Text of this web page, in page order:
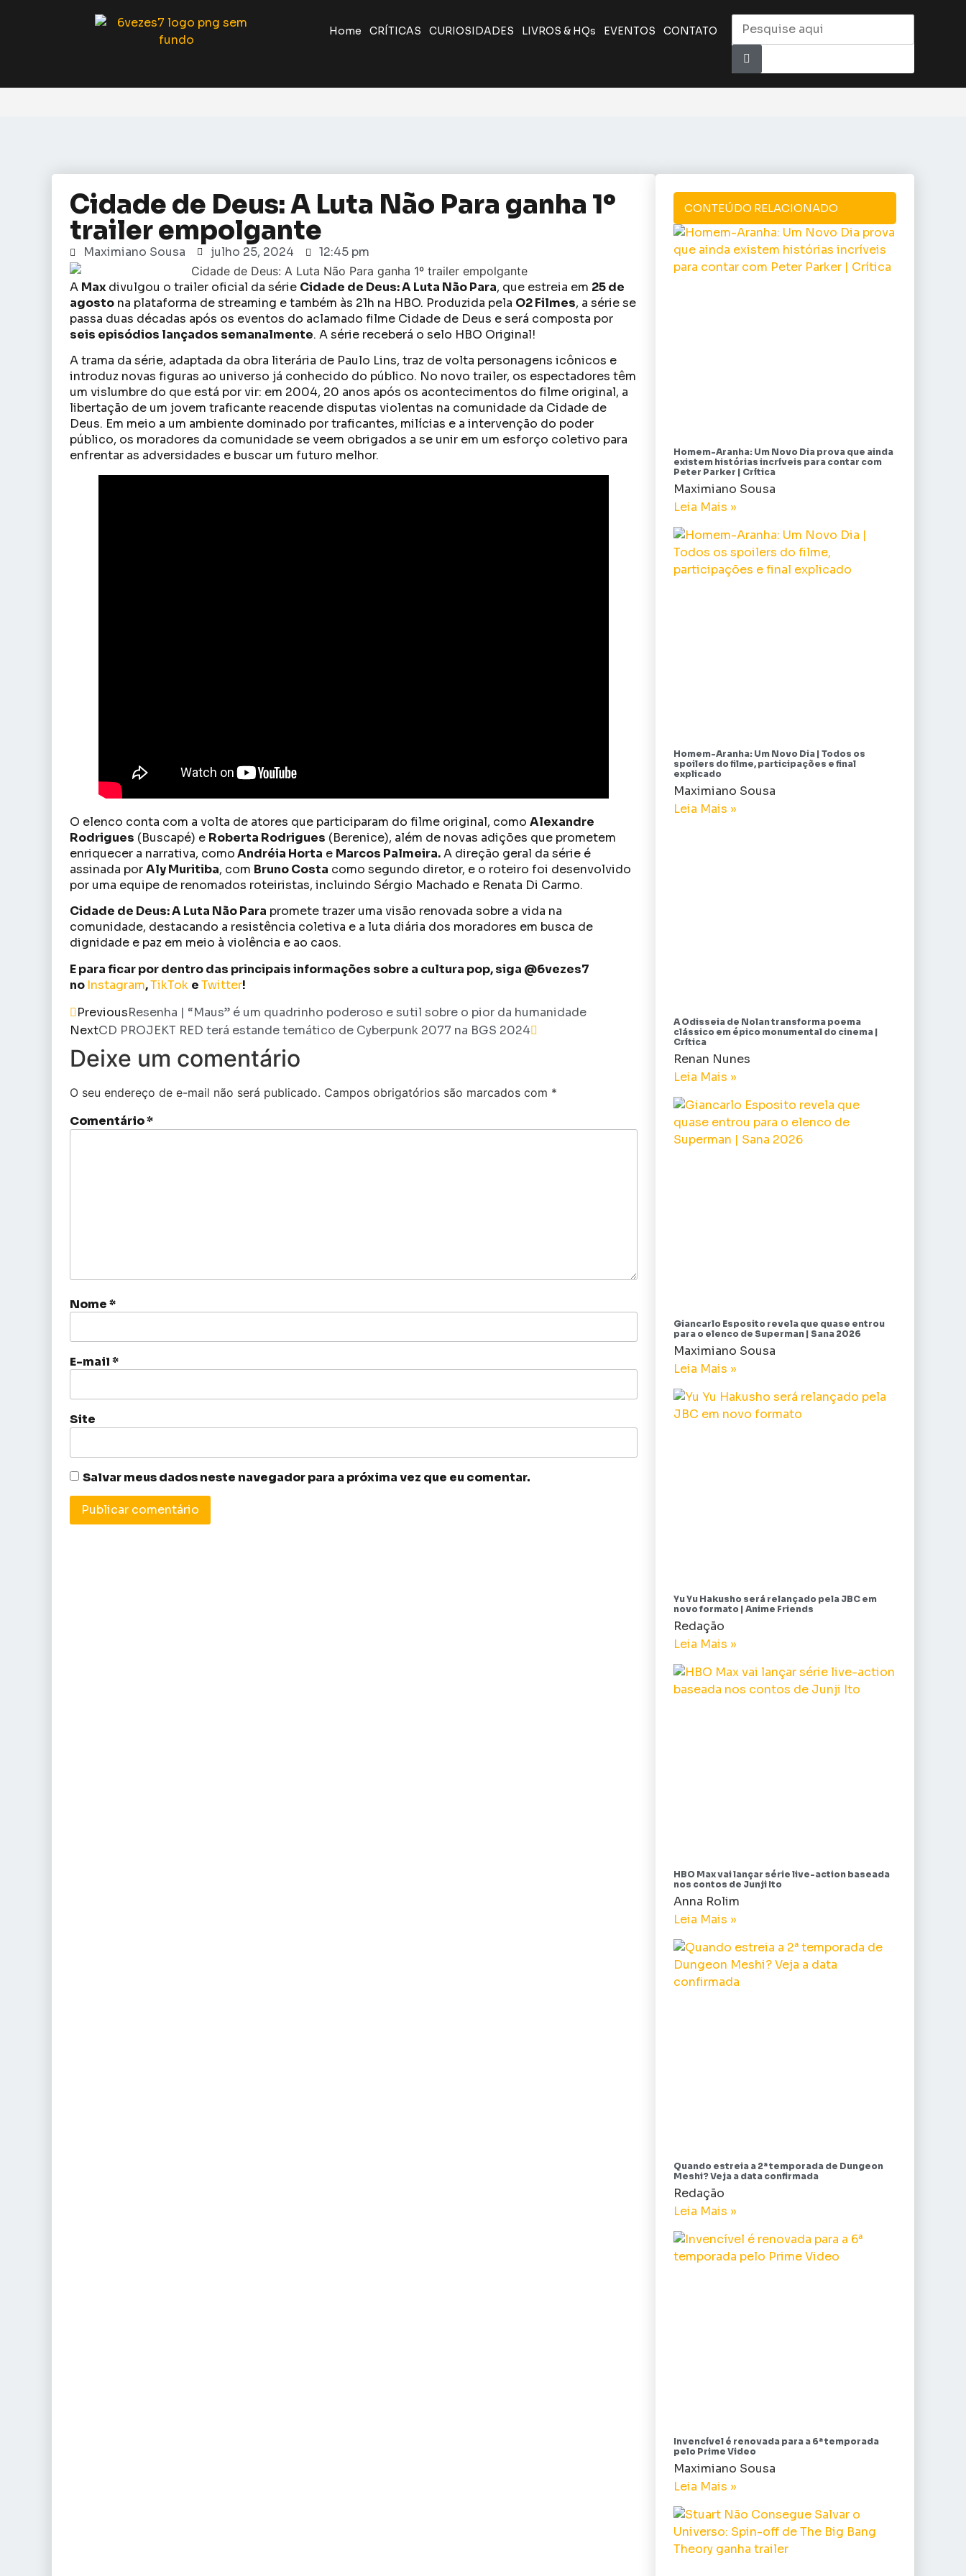
Home CRÍTICAS CURIOSIDADES LIVROS & HQs EVENTOS CONTATO
Cidade de Deus: A Luta Não Para ganha 1º
trailer empolgante
Maximiano Sousa julho 25, 2024 12:45 pm
A Maxdivulgou o trailer oficial da série Cidade de Deus: A Luta Não Para, que estreia em 25 de
agosto na plataforma de streaming e também às 21h na HBO. Produzida pela O2 Filmes, a série se
passa duas décadas após os eventos do aclamado filme Cidade de Deus e será composta por
seis episódios lançados semanalmente. A série receberá o selo HBO Original!
A trama da série, adaptada da obra literária de Paulo Lins, traz de volta personagens icônicos e
introduz novas figuras ao universo já conhecido do público. No novo trailer, os espectadores têm
um vislumbre do que está por vir: em 2004, 20 anos após os acontecimentos do filme original, a
libertação de um jovem traficante reacende disputas violentas na comunidade da Cidade de
Deus. Em meio a um ambiente dominado por traficantes, milícias e a intervenção do poder
público, os moradores da comunidade se veem obrigados a se unir em um esforço coletivo para
enfrentar as adversidades e buscar um futuro melhor.
O elenco conta com a volta de atores que participaram do filme original, como Alexandre
Rodrigues (Buscapé) e Roberta Rodrigues (Berenice), além de novas adições que prometem
enriquecer a narrativa, comoAndréia Horta e Marcos Palmeira.A direção geral da série é
assinada porAly Muritiba, com Bruno Costa como segundo diretor, e o roteiro foi desenvolvido
por uma equipe de renomados roteiristas, incluindo Sérgio Machado e Renata Di Carmo.
Cidade de Deus: A Luta Não Para promete trazer uma visão renovada sobre a vida na
comunidade, destacando a resistência coletiva e a luta diária dos moradores em busca de
dignidade e paz em meio à violência e ao caos.
E para ficar por dentro das principais informações sobre a cultura pop, siga @6vezes7
no Instagram,TikTok eTwitter!
PreviousResenha | “Maus” é um quadrinho poderoso e sutil sobre o pior da humanidade
NextCD PROJEKT RED terá estande temático de Cyberpunk 2077 na BGS 2024
Deixe um comentário
O seu endereço de e-mail não será publicado. Campos obrigatórios são marcados com *
Comentário*
Nome*
E-mail*
Site
Salvar meus dados neste navegador para a próxima vez que eu comentar.
CONTEÚDO RELACIONADO
Homem-Aranha: Um Novo Dia prova que ainda
existem histórias incríveis para contar com
Peter Parker | Crítica
Maximiano Sousa
Leia Mais »
Homem-Aranha: Um Novo Dia | Todos os
spoilers do filme, participações e final
explicado
Maximiano Sousa
Leia Mais »
A Odisseia de Nolan transforma poema
clássico em épico monumental do cinema |
Crítica
Renan Nunes
Leia Mais »
Giancarlo Esposito revela que quase entrou
para o elenco de Superman | Sana 2026
Maximiano Sousa
Leia Mais »
Yu Yu Hakusho será relançado pela JBC em
novo formato | Anime Friends
Redação
Leia Mais »
HBO Max vai lançar série live-action baseada
nos contos de Junji Ito
Anna Rolim
Leia Mais »
Quando estreia a 2ª temporada de Dungeon
Meshi? Veja a data confirmada
Redação
Leia Mais »
Invencível é renovada para a 6ª temporada
pelo Prime Video
Maximiano Sousa
Leia Mais »